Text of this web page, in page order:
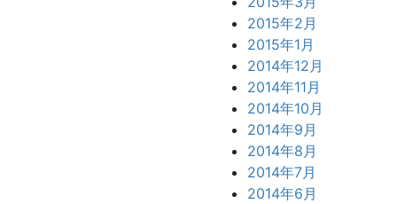
2015年2月
2015年1月
2014年12月
2014年11月
2014年10月
2014年9月
2014年8月
2014年7月
2014年6月